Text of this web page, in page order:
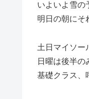
いよいよ雪の
明日の朝にそ
土日マイソー
日曜は後半の
基礎クラス、